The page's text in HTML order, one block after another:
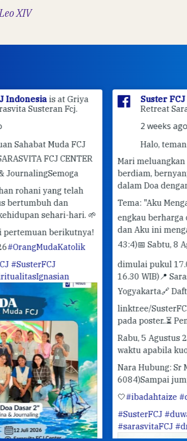
XIV
🌱
Suster FCJ Indonesiais at
Retreat Sarasvita Susteran Fcj.
Halo, teman-teman terkasih! 🤍
Mari meluangkan waktu sejenak
berdiam, bernyanyi, dan berdoa
dalam Doa dengan Nyanyian dari
Tema: "Aku Mengasihi Engkau"
engkau berharga di mata-Ku dan
dan Aku ini mengasihi engkau."
43:4)📅 Sabtu, 8 Agustus 2026🕔 doa
dimulai pukul 17.00 WIB (Open Gate
16.30 WIB)
📍 Sarasvita FCJ Center,
Yogyakarta🔗 Daftar melalui tautan
linktr.ee/SusterFCJ atau SCAN QR-
pada poster..⏳ Pendaftaran ditutup
Rabu, 5 Agustus 2026, atau sewaktu-
waktu apabila kuota telah terpenuhi.
Nara Hubung: Sr Merici fcJ (0821
6084)Sampai jumpa dalam doa
🤍#ibadahtaize #doaekumenis
#SusterFCJ #duwaministry
#sarasvitaFCJ
#dntz #doa #taize